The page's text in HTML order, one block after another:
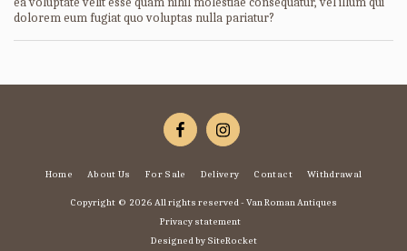
dolorem eum fugiat quo voluptas nulla pariatur?
Home About Us For Sale Delivery Contact Withdrawal
Copyright © 2026 All rights reserved - Van Roman Antiques
Privacy statement
Designed by SiteRocket